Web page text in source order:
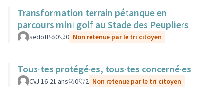
Transformation terrain pétanque en
parcours mini golf au Stade des Peupliers
sedoff 0 0 Non retenue par le tri citoyen
Tous·tes protégé·es, tous·tes concerné·es
CVJ 16-21 ans 0 2 Non retenue par le tri citoyen